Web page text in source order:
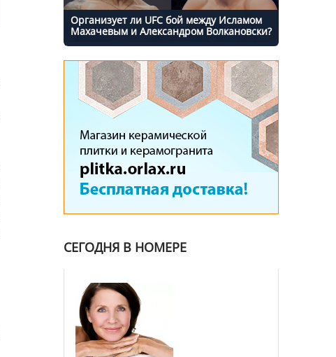
Организует ли UFC бой между Исламом
Махачевым и Александром Волкановски?
СЕГОДНЯ В НОМЕРЕ